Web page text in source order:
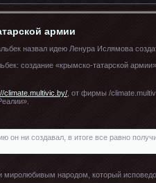
армии
назвал идею Ленура Ислямова
climate.multivic.by/, от фирмы /
он ни создавал, в итоге все равно
народом, который